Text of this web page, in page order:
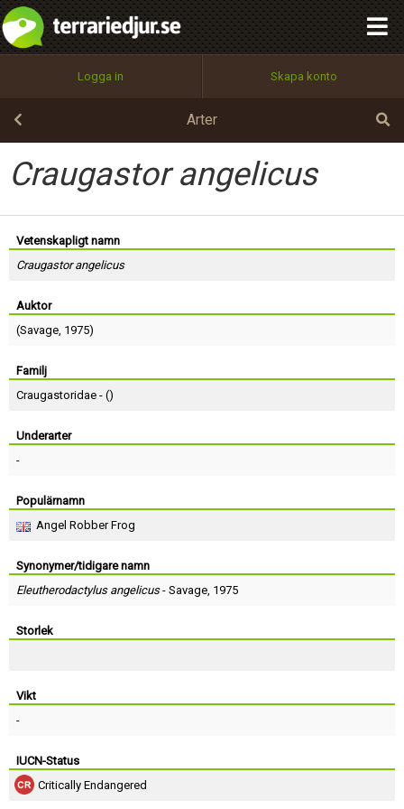
Logga in Skapa konto
Arter
Craugastor angelicus
Vetenskapligt namn
Craugastor angelicus
Auktor
(Savage, 1975)
Familj
Craugastoridae - ()
Underarter
-
Populärnamn
Angel Robber Frog
Synonymer/tidigare namn
Eleutherodactylus angelicus- Savage, 1975
Storlek
Vikt
-
IUCN-Status
Critically Endangered
Utför
100%
OK
integritetspolicy
Namn:
Epost:
Användarnamn:
Lösenord:
Terms of Service
Begär nytt lösenord
Tillbaka till förstasidan